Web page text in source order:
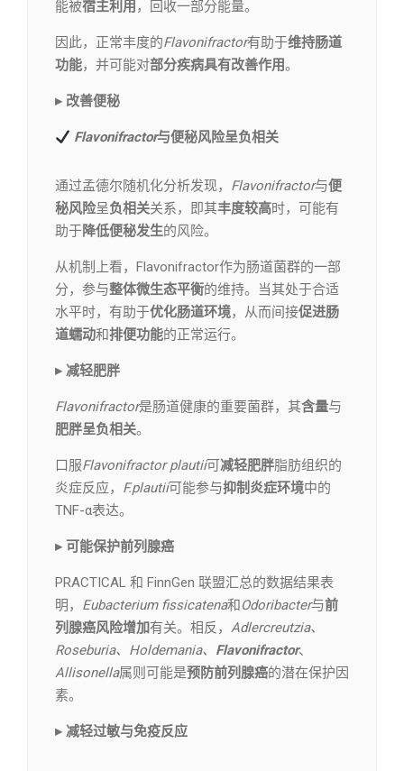
能被宿主利用 ，回收一部分能量。
因此，正常丰度的Flavonifractor有助于维持肠道
功能，并可能对部分疾病具有改善作用。
▸ 改善便秘
Flavonifractor与便秘风险呈负相关
通过孟德尔随机化分析发现， Flavonifractor与便
秘风险呈负相关关系，即其丰度较高时，可能有
助于降低便秘发生的风险。
从机制上看，Flavonifractor作为肠道菌群的一部
分，参与整体微生态平衡的维持。当其处于合适
水平时，有助于优化肠道环境，从而间接促进肠
道蠕动和排便功能的正常运行。
▸ 减轻肥胖
Flavonifractor是肠道健康的重要菌群，其含量与
肥胖呈负相关。
口服Flavonifractor plautii可 减轻肥胖脂肪组织的
炎症反应， F.plautii可能参与抑制炎症环境中的
TNF-α表达。
▸ 可能保护前列腺癌
PRACTICAL 和 FinnGen 联盟汇总的数据结果表
明， Eubacterium fissicatena和 Odoribacter与前
列腺癌风险增加有关。相反， Adlercreutzia、
Roseburia、Holdemania、 Flavonifractor、
Allisonella属则可能是预防前列腺癌的潜在保护因
素。
▸ 减轻过敏与免疫反应